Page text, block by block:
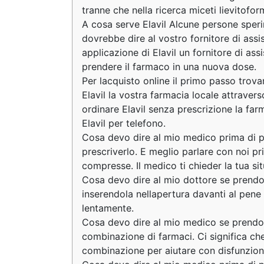
tranne che nella ricerca miceti
A cosa serve Elavil Alcune persone
dovrebbe dire al vostro fornitore di
applicazione di Elavil un fornitore di
prendere il farmaco in una nuova dose.
Per lacquisto online il primo passo
Elavil la vostra farmacia locale
ordinare Elavil senza prescrizione la
Elavil per telefono.
Cosa devo dire al mio medico prima di
prescriverlo. E meglio parlare con noi
compresse. Il medico ti chieder la tua
Cosa devo dire al mio dottore se
inserendola nellapertura davanti al
lentamente.
Cosa devo dire al mio medico se
combinazione di farmaci. Ci significa
combinazione per aiutare con